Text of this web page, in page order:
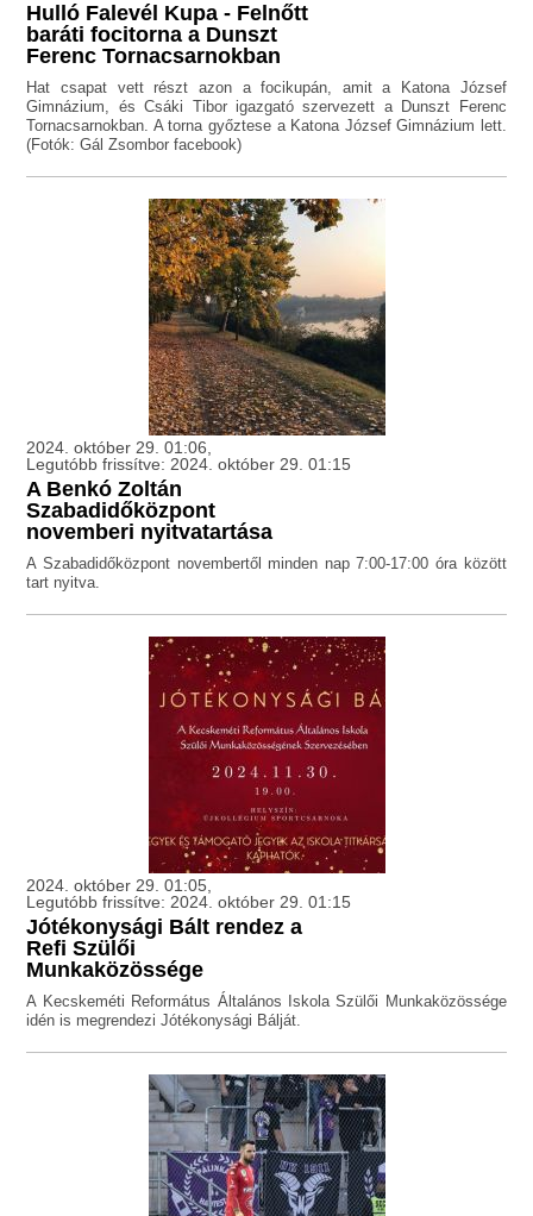
Hulló Falevél Kupa - Felnőtt
baráti focitorna a Dunszt
Ferenc Tornacsarnokban
Hat csapat vett részt azon a focikupán, amit a Katona József
Gimnázium, és Csáki Tibor igazgató szervezett a Dunszt Ferenc
Tornacsarnokban. A torna győztese a Katona József Gimnázium lett.
(Fotók: Gál Zsombor facebook)
2024. október 29. 01:06,
Legutóbb frissítve: 2024. október 29. 01:15
A Benkó Zoltán
Szabadidőközpont
novemberi nyitvatartása
A Szabadidőközpont novembertől minden nap 7:00-17:00 óra között
tart nyitva.
2024. október 29. 01:05,
Legutóbb frissítve: 2024. október 29. 01:15
Jótékonysági Bált rendez a
Refi Szülői
Munkaközössége
A Kecskeméti Református Általános Iskola Szülői Munkaközössége
idén is megrendezi Jótékonysági Bálját.